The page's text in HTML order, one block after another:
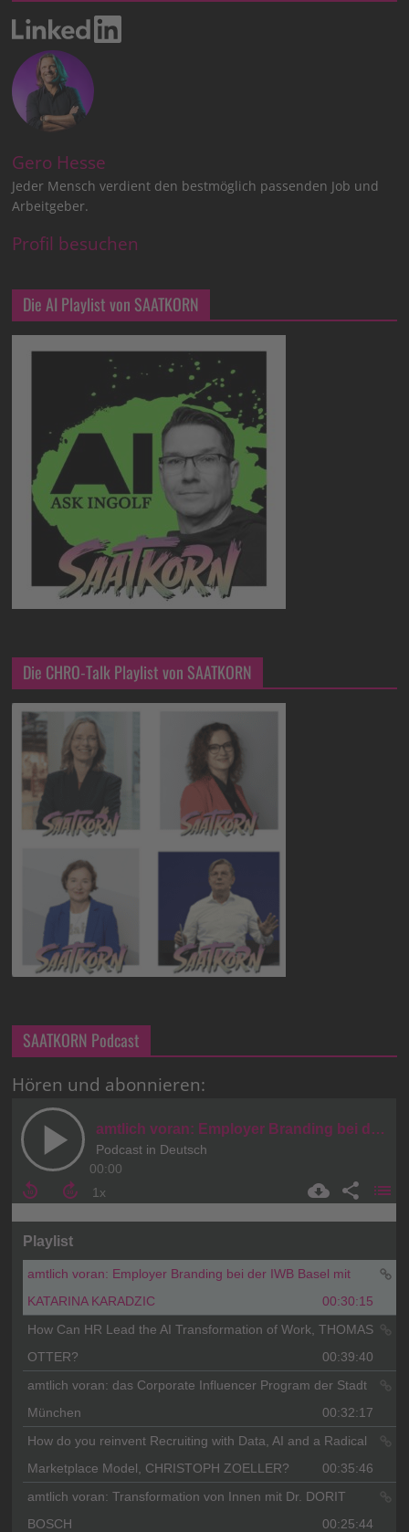
Gero Hesse
Jeder Mensch verdient den bestmöglich passenden Job und
Arbeitgeber.
Profil besuchen
Die AI Playlist von SAATKORN
Die CHRO-Talk Playlist von SAATKORN
SAATKORN Podcast
Hören und abonnieren: